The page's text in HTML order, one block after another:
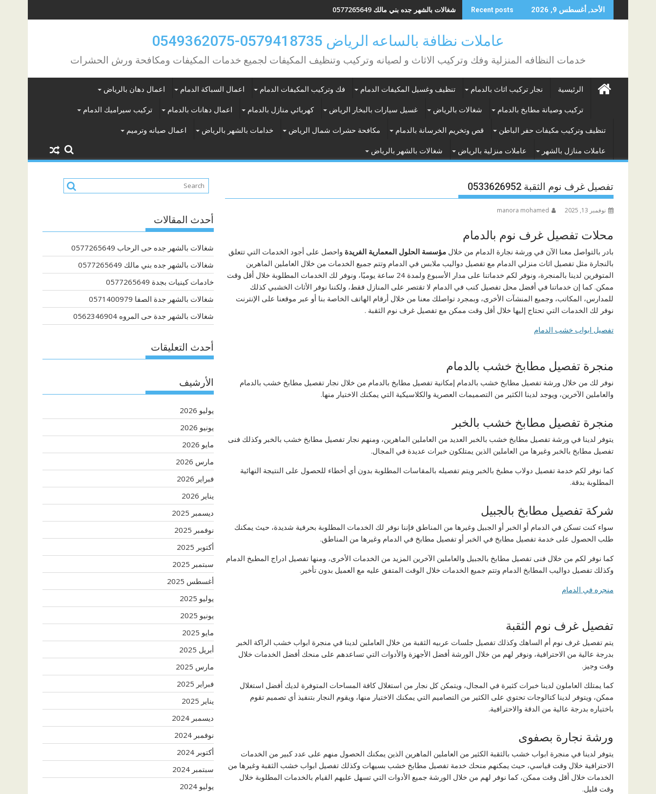
to
الأحد, أغسطس 9, 2026 Recent posts شغالات بالشهر جده بني مالك 0577265649
عاملات نظافة بالساعه الرياض 0579418735-0549362075
خدمات النظافه المنزلية وفك وتركيب الاثاث و لصيانه وتركيب وتنظيف المكيفات لجميع خدمات المكيفات ومكافحة ورش الحشرات
الرئيسية نجار تركيب اثاث بالدمام تنظيف وغسيل المكيفات الدمام فك وتركيب المكيفات الدمام اعمال السباكة الدمام اعمال دهان بالرياض
تركيب وصيانة مطابخ بالدمام شغالات بالرياض غسيل سيارات بالبخار الرياض كهربائي منازل بالدمام اعمال دهانات بالدمام تركيب سيراميك الدمام
تنظيف وتركيب مكيفات حفر الباطن قص وتخريم الخرسانة بالدمام مكافحة حشرات شمال الرياض خدامات بالشهر بالرياض اعمال صيانه وترميم
عاملات منازل بالشهر عاملات منزلية بالرياض شغالات بالشهر بالرياض
تفصيل غرف نوم الثقبة 0533626952
نوفمبر 13, 2025 manora mohamed
محلات تفصيل غرف نوم بالدمام
بادر بالتواصل معنا الآن في ورشة نجارة الدمام من خلال مؤسسة الحلول المعمارية الفريدة واحصل على أجود الخدمات التي تتعلق
بالنجارة مثل تفصيل اثاث منزلي الدمام مع تفصيل دواليب ملابس في الدمام وتتم جميع الخدمات من خلال العاملين الماهرين
المتوفرين لدينا بالمنجرة، ونوفر لكم خدماتنا على مدار الأسبوع ولمدة 24 ساعة يوميًا، ونوفر لك الخدمات المطلوبة خلال أقل وقت
ممكن. كما إن خدماتنا في أفضل محل تفصيل كنب في الدمام لا تقتصر على المنازل فقط، ولكننا نوفر الأثاث الخشبي كذلك
للمدارس، المكاتب، وجميع المنشآت الأخرى، وبمجرد تواصلك معنا من خلال أرقام الهاتف الخاصة بنا أو عبر موقعنا على الإنترنت
نوفر لك الخدمات التي تحتاج إليها خلال أقل وقت ممكن مع تفصيل غرف نوم الثقبة .
تفصيل ابواب خشب الدمام
منجرة تفصيل مطابخ خشب بالدمام
نوفر لك من خلال ورشة تفصيل مطابخ خشب بالدمام إمكانية تفصيل مطابخ بالدمام من خلال نجار تفصيل مطابخ خشب بالدمام
والعاملين الآخرين، ويوجد لدينا الكثير من التصميمات العصرية والكلاسيكية التي يمكنك الاختيار منها.
منجرة تفصيل مطابخ خشب بالخبر
يتوفر لدينا في ورشة تفصيل مطابخ خشب بالخبر العديد من العاملين الماهرين، ومنهم نجار تفصيل مطابخ خشب بالخبر وكذلك فنى
تفصيل مطابخ بالخبر وغيرها من العاملين الذين يمتلكون خبرات عديدة في المجال.
كما نوفر لكم خدمة تفصيل دولاب مطبخ بالخبر ويتم تفصيله بالمقاسات المطلوبة بدون أي أخطاء للحصول على النتيجة النهائية
المطلوبة بدقة.
شركة تفصيل مطابخ بالجبيل
سواء كنت تسكن في الدمام أو الخبر أو الجبيل وغيرها من المناطق فإننا نوفر لك الخدمات المطلوبة بحرفية شديدة، حيث يمكنك
طلب الحصول على خدمة تفصيل مطابخ في الخبر أو تفصيل مطابخ في الدمام وغيرها من المناطق.
كما نوفر لكم من خلال فنى تفصيل مطابخ بالجبيل والعاملين الآخرين المزيد من الخدمات الأخرى، ومنها تفصيل ادراج المطبخ الدمام
وكذلك تفصيل دواليب المطابخ الدمام وتتم جميع الخدمات خلال الوقت المتفق عليه مع العميل بدون تأخير.
منجره في الدمام
تفصيل غرف نوم الثقبة
يتم تفصيل غرف نوم أم الساهك وكذلك تفصيل جلسات عربيه الثقبة من خلال العاملين لدينا في منجرة ابواب خشب الراكة الخبر
بدرجة عالية من الاحترافية، ونوفر لهم من خلال الورشة أفضل الأجهزة والأدوات التي تساعدهم على منحك أفضل الخدمات خلال
وقت وجيز.
كما يمتلك العاملون لدينا خبرات كثيرة في المجال، ويتمكن كل نجار من استغلال كافة المساحات المتوفرة لديك أفضل استغلال
ممكن، ويتوفر لدينا كتالوجات تحتوي على الكثير من التصاميم التي يمكنك الاختيار منها، ويقوم النجار بتنفيذ أي تصميم تقوم
باختياره بدرجة عالية من الدقة والاحترافية.
ورشة نجارة بصفوى
يتوفر لدينا في منجرة ابواب خشب بالثقبة الكثير من العاملين الماهرين الذين يمكنك الحصول منهم على عدد كبير من الخدمات
الاحترافية خلال وقت قياسي، حيث يمكنهم منحك خدمة تفصيل مطابخ خشب بسيهات وكذلك تفصيل ابواب خشب الثقبة وغيرها من
الخدمات خلال أقل وقت ممكن، كما نوفر لهم من خلال الورشة جميع الأدوات التي تسهل عليهم القيام بالخدمات المطلوبة خلال
وقت قليل.
أحدث المقالات
شغالات بالشهر جده حى الرحاب 0577265649
شغالات بالشهر جده بني مالك 0577265649
خادمات كينيات بجدة 0577265649
شغالات بالشهر جدة الصفا 0571400979
شغالات بالشهر جدة حى المروه 0562346904
أحدث التعليقات
الأرشيف
يوليو 2026
يونيو 2026
مايو 2026
مارس 2026
فبراير 2026
يناير 2026
ديسمبر 2025
نوفمبر 2025
أكتوبر 2025
سبتمبر 2025
أغسطس 2025
يوليو 2025
يونيو 2025
مايو 2025
أبريل 2025
مارس 2025
فبراير 2025
يناير 2025
ديسمبر 2024
نوفمبر 2024
أكتوبر 2024
سبتمبر 2024
يوليو 2024